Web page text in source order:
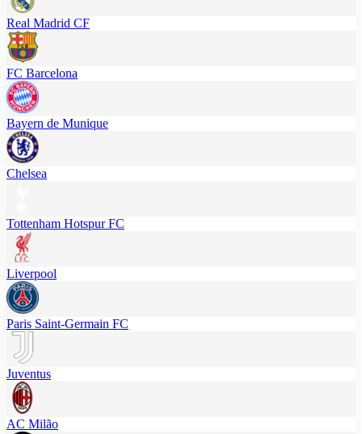
Real Madrid CF
FC Barcelona
Bayern de Munique
Chelsea
Tottenham Hotspur FC
Liverpool
Paris Saint-Germain FC
Juventus
AC Milão